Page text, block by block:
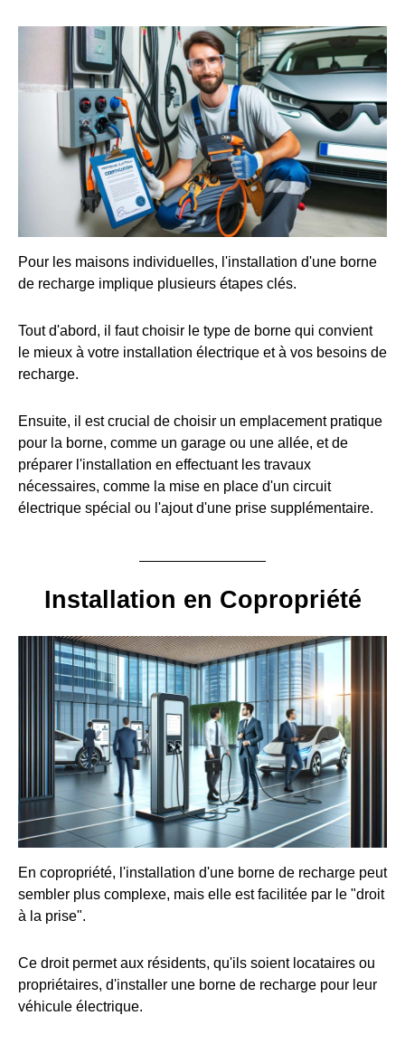
Pour les maisons individuelles, l'installation d'une borne
de recharge implique plusieurs étapes clés.
Tout d'abord, il faut choisir le type de borne qui convient
le mieux à votre installation électrique et à vos besoins de
recharge.
Ensuite, il est crucial de choisir un emplacement pratique
pour la borne, comme un garage ou une allée, et de
préparer l'installation en effectuant les travaux
nécessaires, comme la mise en place d'un circuit
électrique spécial ou l'ajout d'une prise supplémentaire.
Installation en Copropriété
En copropriété, l'installation d'une borne de recharge peut
sembler plus complexe, mais elle est facilitée par le "droit
à la prise".
Ce droit permet aux résidents, qu'ils soient locataires ou
propriétaires, d'installer une borne de recharge pour leur
véhicule électrique.